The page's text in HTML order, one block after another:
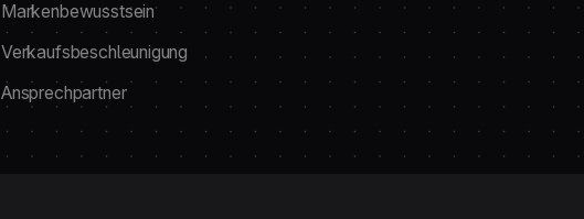
Markenbewusstsein
Verkaufsbeschleunigung
Ansprechpartner